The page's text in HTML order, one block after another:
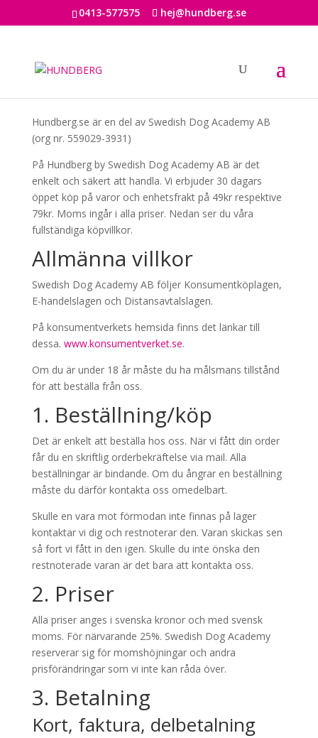
0413-577575 hej@hundberg.se
Hundberg.se är en del av Swedish Dog Academy AB
(org nr. 559029-3931)
På Hundberg by Swedish Dog Academy AB är det
enkelt och säkert att handla. Vi erbjuder 30 dagars
öppet köp på varor och enhetsfrakt på 49kr respektive
79kr. Moms ingår i alla priser. Nedan ser du våra
fullständiga köpvillkor.
Allmänna villkor
Swedish Dog Academy AB följer Konsumentköplagen,
E-handelslagen och Distansavtalslagen.
På konsumentverkets hemsida finns det länkar till
dessa. www.konsumentverket.se.
Om du är under 18 år måste du ha målsmans tillstånd
för att beställa från oss.
1. Beställning/köp
Det är enkelt att beställa hos oss. När vi fått din order
får du en skriftlig orderbekräftelse via mail. Alla
beställningar är bindande. Om du ångrar en beställning
måste du därför kontakta oss omedelbart.
Skulle en vara mot förmodan inte finnas på lager
kontaktar vi dig och restnoterar den. Varan skickas sen
så fort vi fått in den igen. Skulle du inte önska den
restnoterade varan är det bara att kontakta oss.
2. Priser
Alla priser anges i svenska kronor och med svensk
moms. För närvarande 25%. Swedish Dog Academy
reserverar sig för momshöjningar och andra
prisförändringar som vi inte kan råda över.
3. Betalning
Kort, faktura, delbetalning